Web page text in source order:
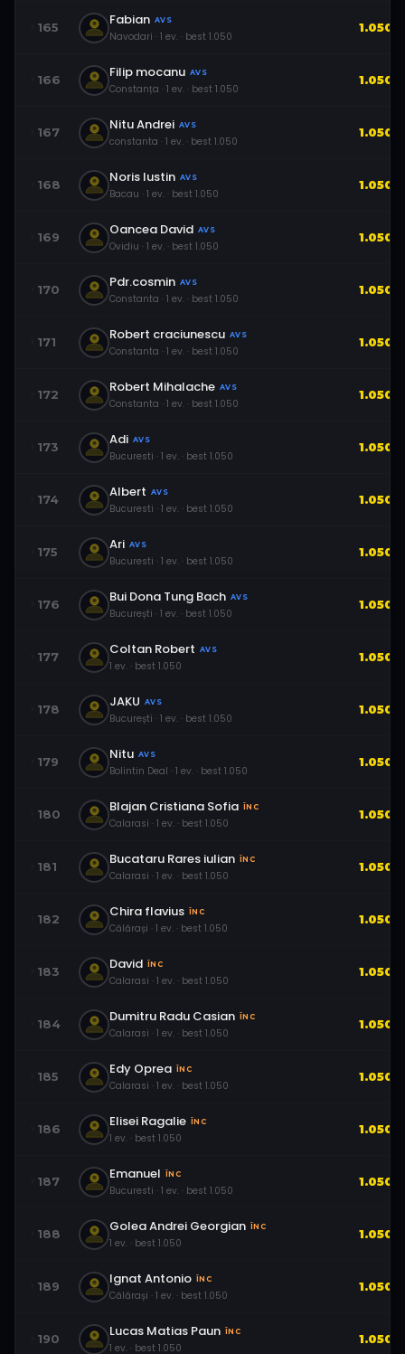
165 Fabian AVS
Navodari · 1 ev. · best 1.050
1.050
166 Filip mocanu AVS
Constanța · 1 ev. · best 1.050
1.050
167 Nitu Andrei AVS
constanta · 1 ev. · best 1.050
1.050
168 Noris Iustin AVS
Bacau · 1 ev. · best 1.050
1.050
169 Oancea David AVS
Ovidiu · 1 ev. · best 1.050
1.050
170 Pdr.cosmin AVS
Constanta · 1 ev. · best 1.050
1.050
171 Robert craciunescu AVS
Constanta · 1 ev. · best 1.050
1.050
172 Robert Mihalache AVS
Constanta · 1 ev. · best 1.050
1.050
173 Adi AVS
Bucuresti · 1 ev. · best 1.050
1.050
174 Albert AVS
Bucuresti · 1 ev. · best 1.050
1.050
175 Ari AVS
Bucuresti · 1 ev. · best 1.050
1.050
176 Bui Dona Tung Bach AVS
București · 1 ev. · best 1.050
1.050
177 Coltan Robert AVS
1 ev. · best 1.050
1.050
178 JAKU AVS
București · 1 ev. · best 1.050
1.050
179 Nitu AVS
Bolintin Deal · 1 ev. · best 1.050
1.050
180 Blajan Cristiana Sofia ÎNC
Calarasi · 1 ev. · best 1.050
1.050
181 Bucataru Rares iulian ÎNC
Calarasi · 1 ev. · best 1.050
1.050
182 Chira flavius ÎNC
Călărași · 1 ev. · best 1.050
1.050
183 David ÎNC
Calarasi · 1 ev. · best 1.050
1.050
184 Dumitru Radu Casian ÎNC
Calarasi · 1 ev. · best 1.050
1.050
185 Edy Oprea ÎNC
Calarasi · 1 ev. · best 1.050
1.050
186 Elisei Ragalie ÎNC
1 ev. · best 1.050
1.050
187 Emanuel ÎNC
Bucuresti · 1 ev. · best 1.050
1.050
188 Golea Andrei Georgian ÎNC
1 ev. · best 1.050
1.050
189 Ignat Antonio ÎNC
Călărași · 1 ev. · best 1.050
1.050
190 Lucas Matias Paun ÎNC
1 ev. · best 1.050
1.050